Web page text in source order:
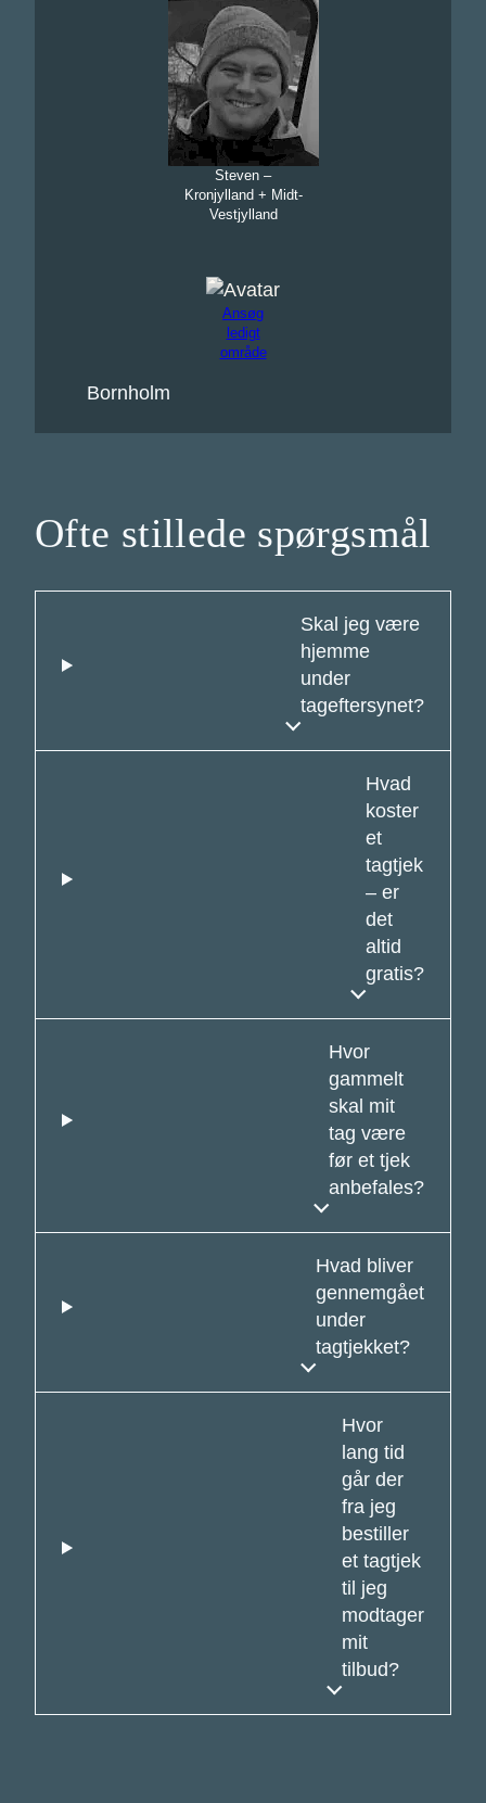
Steven –
Kronjylland + Midt-
Vestjylland
Ansøg
ledigt
område
Bornholm
Ofte stillede spørgsmål
Skal jeg være
hjemme
under
tageftersynet?
Hvad
koster
et
tagtjek
– er
det
altid
gratis?
Hvor
gammelt
skal mit
tag være
før et tjek
anbefales?
Hvad bliver
gennemgået
under
tagtjekket?
Hvor
lang tid
går der
fra jeg
bestiller
et tagtjek
til jeg
modtager
mit
tilbud?